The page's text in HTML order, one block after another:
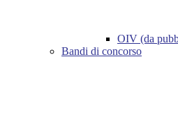
OIV (da
Bandi di concorso